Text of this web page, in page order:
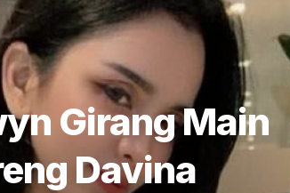
Girang Main
Davina